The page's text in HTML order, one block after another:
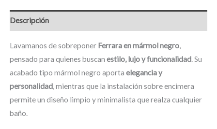
Descripción
Lavamanos de sobreponer Ferrara en mármol negro
pensado para quienes buscan estilo, lujo y funcionalidad . Su
acabado tipo mármol negro aporta elegancia y
personalidad , mientras que la instalación sobre encimera
permite un diseño limpio y minimalista que realza cualquier
baño.